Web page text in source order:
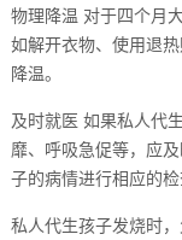
物理降温 对于四个月
如解开衣物、使用退
降温。
及时就医 如果私人代
靡、呼吸急促等，应
子的病情进行相应的检
私人代生孩子发烧时